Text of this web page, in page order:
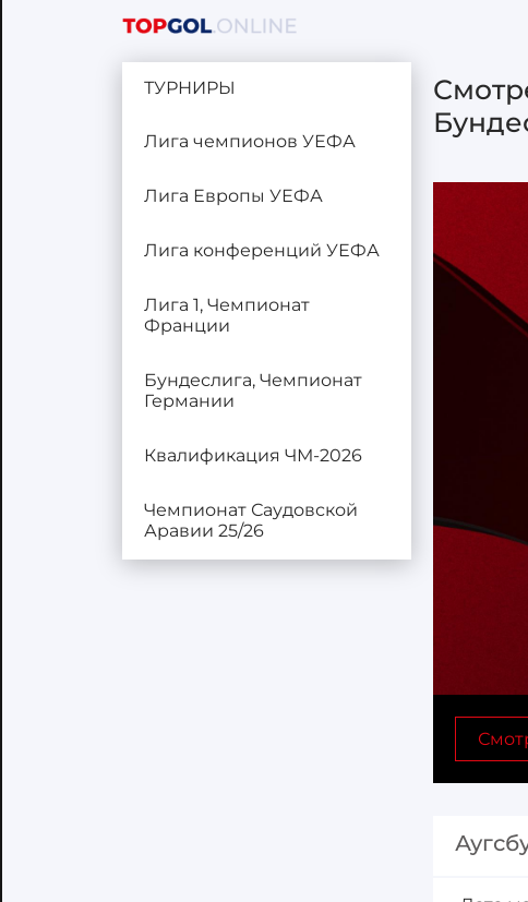
ТУРНИРЫ
Лига чемпионов УЕФА
Лига Европы УЕФА
Лига конференций УЕФА
Лига 1, Чемпионат
Франции
Бундеслига, Чемпионат
Германии
Квалификация ЧМ-2026
Чемпионат Саудовской
Аравии 25/26